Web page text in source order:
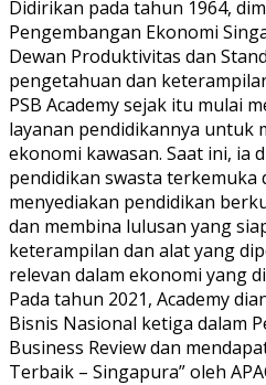
Didirikan pada tahun 1964,
Pengembangan Ekonomi
Dewan Produktivitas dan
pengetahuan dan
PSB Academy sejak itu mulai
layanan pendidikannya untuk
ekonomi kawasan. Saat ini, ia
pendidikan swasta terkemuka
menyediakan pendidikan
dan membina lulusan yang
keterampilan dan alat yang
relevan dalam ekonomi yang
Pada tahun 2021, Academy
Bisnis Nasional ketiga dalam
Business Review dan
Terbaik – Singapura” oleh